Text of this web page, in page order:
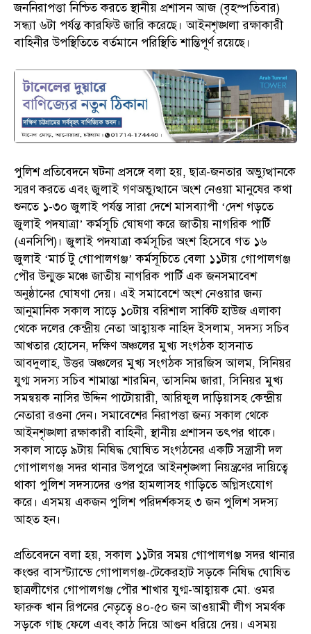
জননিরাপত্তা নিশ্চিত করতে স্থানীয় প্রশাসন আজ (বৃহস্পতিবার)
সন্ধ্যা ৬টা পর্যন্ত কারফিউ জারি করেছে। আইনশৃঙ্খলা রক্ষাকারী
বাহিনীর উপস্থিতিতে বর্তমানে পরিস্থিতি শান্তিপূর্ণ রয়েছে।
পুলিশ প্রতিবেদনে ঘটনা প্রসঙ্গে বলা হয়, ছাত্র-জনতার অভ্যুত্থানকে
স্মরণ করতে এবং জুলাই গণঅভ্যুত্থানে অংশ নেওয়া মানুষের কথা
শুনতে ১-৩০ জুলাই পর্যন্ত সারা দেশে মাসব্যাপী ‘দেশ গড়তে
জুলাই পদযাত্রা’ কর্মসূচি ঘোষণা করে জাতীয় নাগরিক পার্টি
(এনসিপি)। জুলাই পদযাত্রা কর্মসূচির অংশ হিসেবে গত ১৬
জুলাই ‘মার্চ টু গোপালগঞ্জ’ কর্মসূচিতে বেলা ১১টায় গোপালগঞ্জ
পৌর উন্মুক্ত মঞ্চে জাতীয় নাগরিক পার্টি এক জনসমাবেশ
অনুষ্ঠানের ঘোষণা দেয়। এই সমাবেশে অংশ নেওয়ার জন্য
আনুমানিক সকাল সাড়ে ১০টায় বরিশাল সার্কিট হাউজ এলাকা
থেকে দলের কেন্দ্রীয় নেতা আহ্বায়ক নাহিদ ইসলাম, সদস্য সচিব
আখতার হোসেন, দক্ষিণ অঞ্চলের মুখ্য সংগঠক হাসনাত
আবদুলাহ, উত্তর অঞ্চলের মুখ্য সংগঠক সারজিস আলম, সিনিয়র
যুগ্ম সদস্য সচিব শামান্তা শারমিন, তাসনিম জারা, সিনিয়র মুখ্য
সমন্বয়ক নাসির উদ্দিন পাটোয়ারী, আরিফুল দাড়িয়াসহ কেন্দ্রীয়
নেতারা রওনা দেন। সমাবেশের নিরাপত্তা জন্য সকাল থেকে
আইনশৃঙ্খলা রক্ষাকারী বাহিনী, স্থানীয় প্রশাসন তৎপর থাকে।
সকাল সাড়ে ৯টায় নিষিদ্ধ ঘোষিত সংগঠনের একটি সন্ত্রাসী দল
গোপালগঞ্জ সদর থানার উলপুরে আইনশৃঙ্খলা নিয়ন্ত্রণের দায়িত্বে
থাকা পুলিশ সদস্যদের ওপর হামলাসহ গাড়িতে অগ্নিসংযোগ
করে। এসময় একজন পুলিশ পরিদর্শকসহ ৩ জন পুলিশ সদস্য
আহত হন।
প্রতিবেদনে বলা হয়, সকাল ১১টার সময় গোপালগঞ্জ সদর থানার
কংশুর বাসস্ট্যান্ডে গোপালগঞ্জ-টেকেরহাট সড়কে নিষিদ্ধ ঘোষিত
ছাত্রলীগের গোপালগঞ্জ পৌর শাখার যুগ্ম-আহ্বায়ক মো. ওমর
ফারুক খান রিপনের নেতৃত্বে ৪০-৫০ জন আওয়ামী লীগ সমর্থক
সড়কে গাছ ফেলে এবং কাঠ দিয়ে আগুন ধরিয়ে দেয়। এসময়